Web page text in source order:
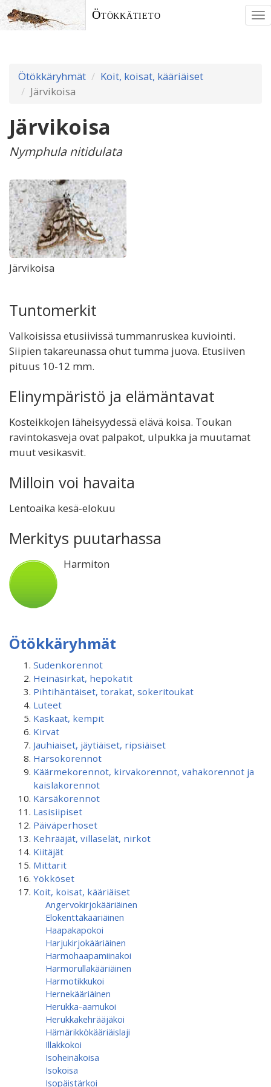
Ötökkätieto
Ötökkäryhmät
Koit, koisat, kääriäiset
Järvikoisa
Järvikoisa
Nymphula nitidulata
Järvikoisa
Tuntomerkit
Valkoisissa etusiivissä tummanruskea kuviointi.
Siipien takareunassa ohut tumma juova. Etusiiven
pituus 10-12 mm.
Elinympäristö ja elämäntavat
Kosteikkojen läheisyydessä elävä koisa. Toukan
ravintokasveja ovat palpakot, ulpukka ja muutamat
muut vesikasvit.
Milloin voi havaita
Lentoaika kesä-elokuu
Merkitys puutarhassa
Harmiton
Ötökkäryhmät
Sudenkorennot
Heinäsirkat, hepokatit
Pihtihäntäiset, torakat, sokeritoukat
Luteet
Kaskaat, kempit
Kirvat
Jauhiaiset, jäytiäiset, ripsiäiset
Harsokorennot
Käärmekorennot, kirvakorennot, vahakorennot ja
kaislakorennot
Kärsäkorennot
Lasisiipiset
Päiväperhoset
Kehrääjät, villaselät, nirkot
Kiitäjät
Mittarit
Yökköset
Koit, koisat, kääriäiset
Angervokirjokääriäinen
Elokenttäkääriäinen
Haapakapokoi
Harjukirjokääriäinen
Harmohaapamiinakoi
Harmorullakääriäinen
Harmotikkukoi
Hernekääriäinen
Herukka-aamukoi
Herukkakehrääjäkoi
Hämärikkökääriäislaji
Illakkokoi
Isoheinäkoisa
Isokoisa
Isopäistärkoi